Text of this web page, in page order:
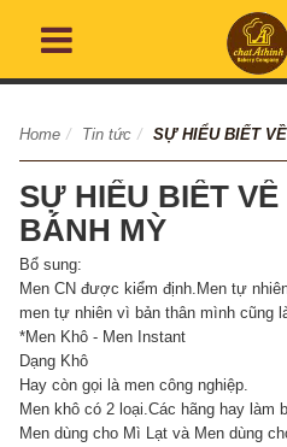
Home / Tin tức / SỰ HIỂU BIẾT
SỰ HIỂU BIẾT
BÁNH MỲ
Bổ sung:
Men CN được kiểm định.Men tự
men tự nhiên vì bản thân mình cũng
*Men Khô - Men Instant
Dạng Khô
Hay còn gọi là men công nghiệp.
Men khô có 2 loại.Các hãng hay làm
Men dùng cho Mì Lạt và Men dùng